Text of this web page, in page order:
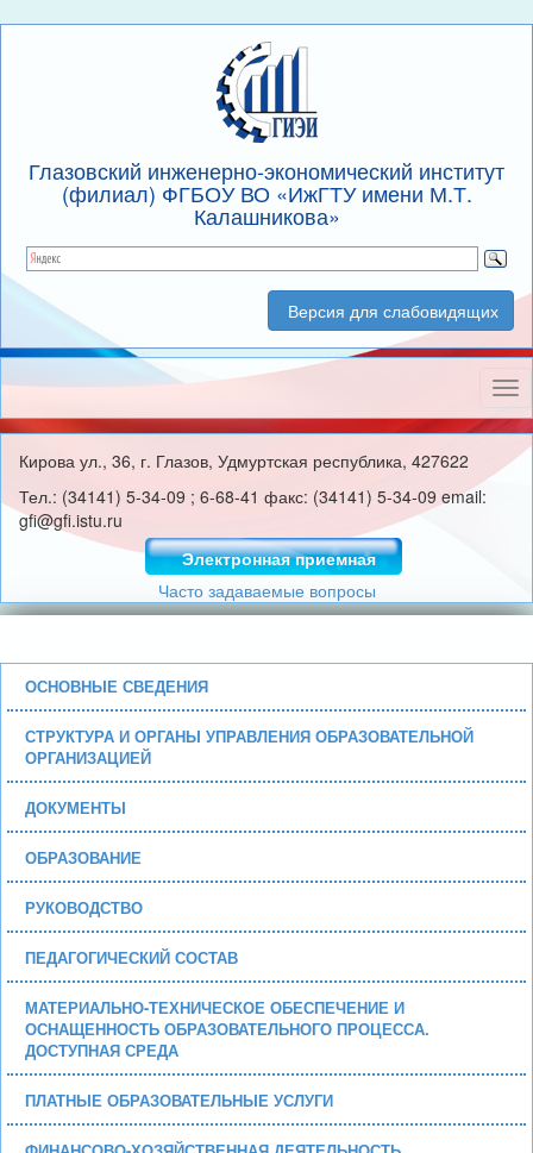
Глазовский инженерно-экономический институт
(филиал) ФГБОУ ВО «ИжГТУ имени М.Т.
Калашникова»
Версия для слабовидящих
Кирова ул., 36, г. Глазов, Удмуртская республика, 427622
Тел.: (34141) 5-34-09 ; 6-68-41 факс: (34141) 5-34-09 email:
gfi@gfi.istu.ru
Электронная приемная
Часто задаваемые вопросы
ОСНОВНЫЕ СВЕДЕНИЯ
СТРУКТУРА И ОРГАНЫ УПРАВЛЕНИЯ ОБРАЗОВАТЕЛЬНОЙ
ОРГАНИЗАЦИЕЙ
ДОКУМЕНТЫ
ОБРАЗОВАНИЕ
РУКОВОДСТВО
ПЕДАГОГИЧЕСКИЙ СОСТАВ
МАТЕРИАЛЬНО-ТЕХНИЧЕСКОЕ ОБЕСПЕЧЕНИЕ И
ОСНАЩЕННОСТЬ ОБРАЗОВАТЕЛЬНОГО ПРОЦЕССА.
ДОСТУПНАЯ СРЕДА
ПЛАТНЫЕ ОБРАЗОВАТЕЛЬНЫЕ УСЛУГИ